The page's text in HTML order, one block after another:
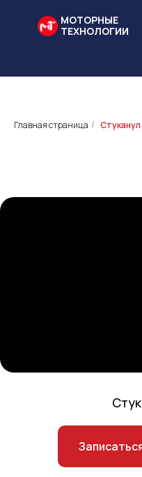
МОТОРНЫЕ
ТЕХНОЛОГИИ
Главная страница /